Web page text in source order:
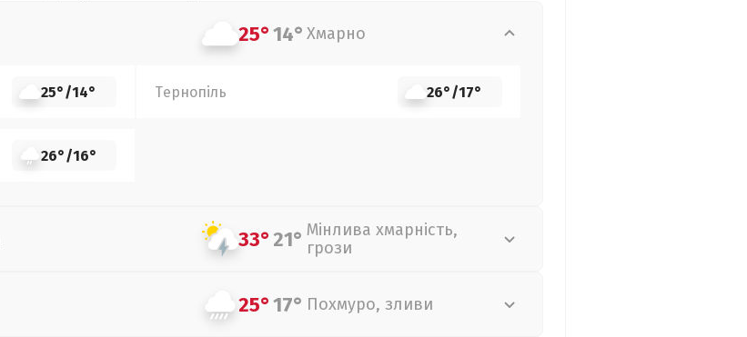
25°14° Хмарно
25°/14° Тернопіль 26°/17°
26°/16°
33°21° Мінлива хмарність,
грози
25°17° Похмуро, зливи